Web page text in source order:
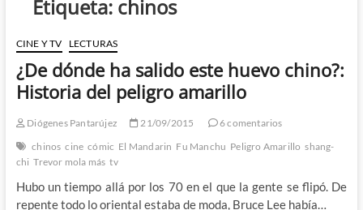
Etiqueta: chinos
CINE Y TV LECTURAS
¿De dónde ha salido este huevo chino?:
Historia del peligro amarillo
Diógenes Pantarújez 21/09/2015
6 comentarios
chinos cine cómic El Mandarin Fu Manchu Peligro Amarillo shang-
chi Trevor mola más tv
Hubo un tiempo allá por los 70 en el que la gente se flipó. De
repente todo lo oriental estaba de moda, Bruce Lee había…